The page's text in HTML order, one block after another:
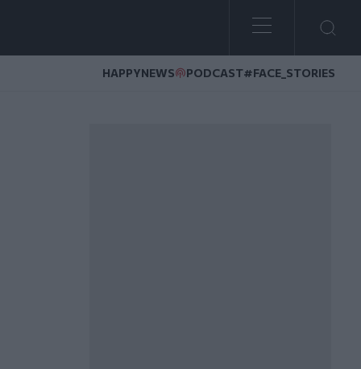
HAPPYNEWS PODCAST#FACE_STORIES